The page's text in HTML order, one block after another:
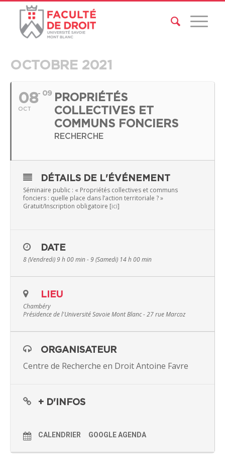
OCTOBRE 2021
08
OCT
09
PROPRIÉTÉS
COLLECTIVES ET
COMMUNS FONCIERS
RECHERCHE
DÉTAILS DE L'ÉVÉNEMENT
Séminaire public : « Propriétés collectives et communs
fonciers : quelle place dans l’action territoriale ? »
Gratuit/Inscription obligatoire [ici]
DATE
8 (Vendredi) 9 h 00 min - 9 (Samedi) 14 h 00 min
LIEU
Chambéry
Présidence de l'Université Savoie Mont Blanc - 27 rue Marcoz
ORGANISATEUR
Centre de Recherche en Droit Antoine Favre
+ D'INFOS
CALENDRIER GOOGLE AGENDA